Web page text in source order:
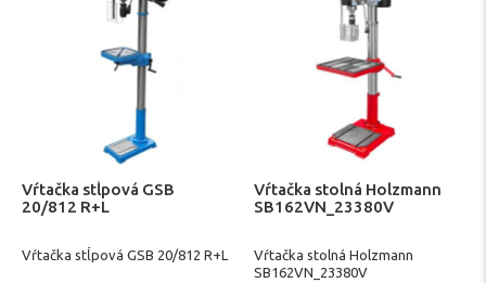
Vŕtačka stĺpová GSB
20/812 R+L
Vŕtačka stĺpová GSB 20/812 R+L
Vŕtačka stolná Holzmann
SB162VN_23380V
Vŕtačka stolná Holzmann
SB162VN_23380V